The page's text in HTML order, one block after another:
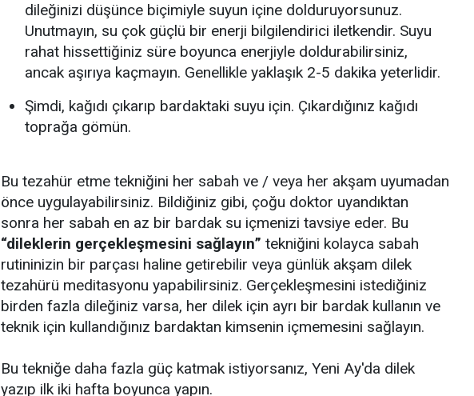
dileğinizi düşünce biçimiyle suyun içine dolduruyorsunuz.
Unutmayın, su çok güçlü bir enerji bilgilendirici iletkendir. Suyu
rahat hissettiğiniz süre boyunca enerjiyle doldurabilirsiniz,
ancak aşırıya kaçmayın. Genellikle yaklaşık 2-5 dakika yeterlidir.
Şimdi, kağıdı çıkarıp bardaktaki suyu için. Çıkardığınız kağıdı
toprağa gömün.
Bu tezahür etme tekniğini her sabah ve / veya her akşam uyumadan
önce uygulayabilirsiniz. Bildiğiniz gibi, çoğu doktor uyandıktan
sonra her sabah en az bir bardak su içmenizi tavsiye eder. Bu
“dileklerin gerçekleşmesini sağlayın” tekniğini kolayca sabah
rutininizin bir parçası haline getirebilir veya günlük akşam dilek
tezahürü meditasyonu yapabilirsiniz. Gerçekleşmesini istediğiniz
birden fazla dileğiniz varsa, her dilek için ayrı bir bardak kullanın ve
teknik için kullandığınız bardaktan kimsenin içmemesini sağlayın.
Bu tekniğe daha fazla güç katmak istiyorsanız, Yeni Ay'da dilek
yazıp ilk iki hafta boyunca yapın.